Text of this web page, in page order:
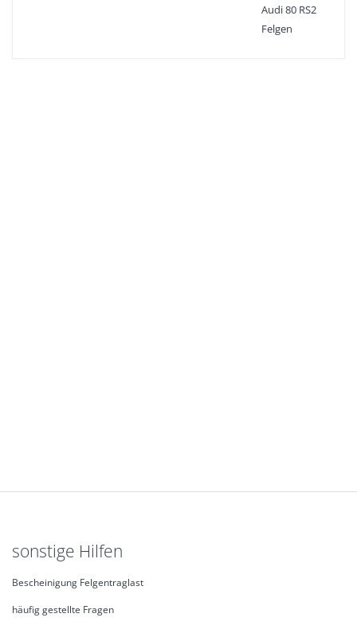
Audi 80 RS2
Felgen
sonstige Hilfen
Bescheinigung Felgentraglast
häufig gestellte Fragen